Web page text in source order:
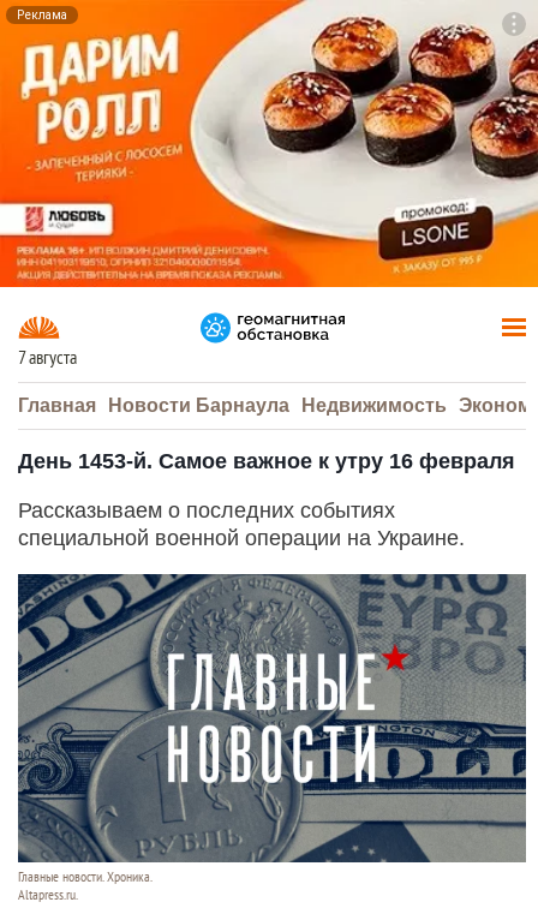
Реклама
7 августа
Главная Новости Барнаула Недвижимость
День 1453-й. Самое важное к утру 16 февраля
Рассказываем о последних событиях
специальной военной операции на Украине.
Главные новости. Хроника.
Altapress.ru.